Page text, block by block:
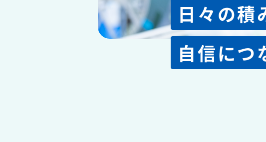
日々の積
自信につ